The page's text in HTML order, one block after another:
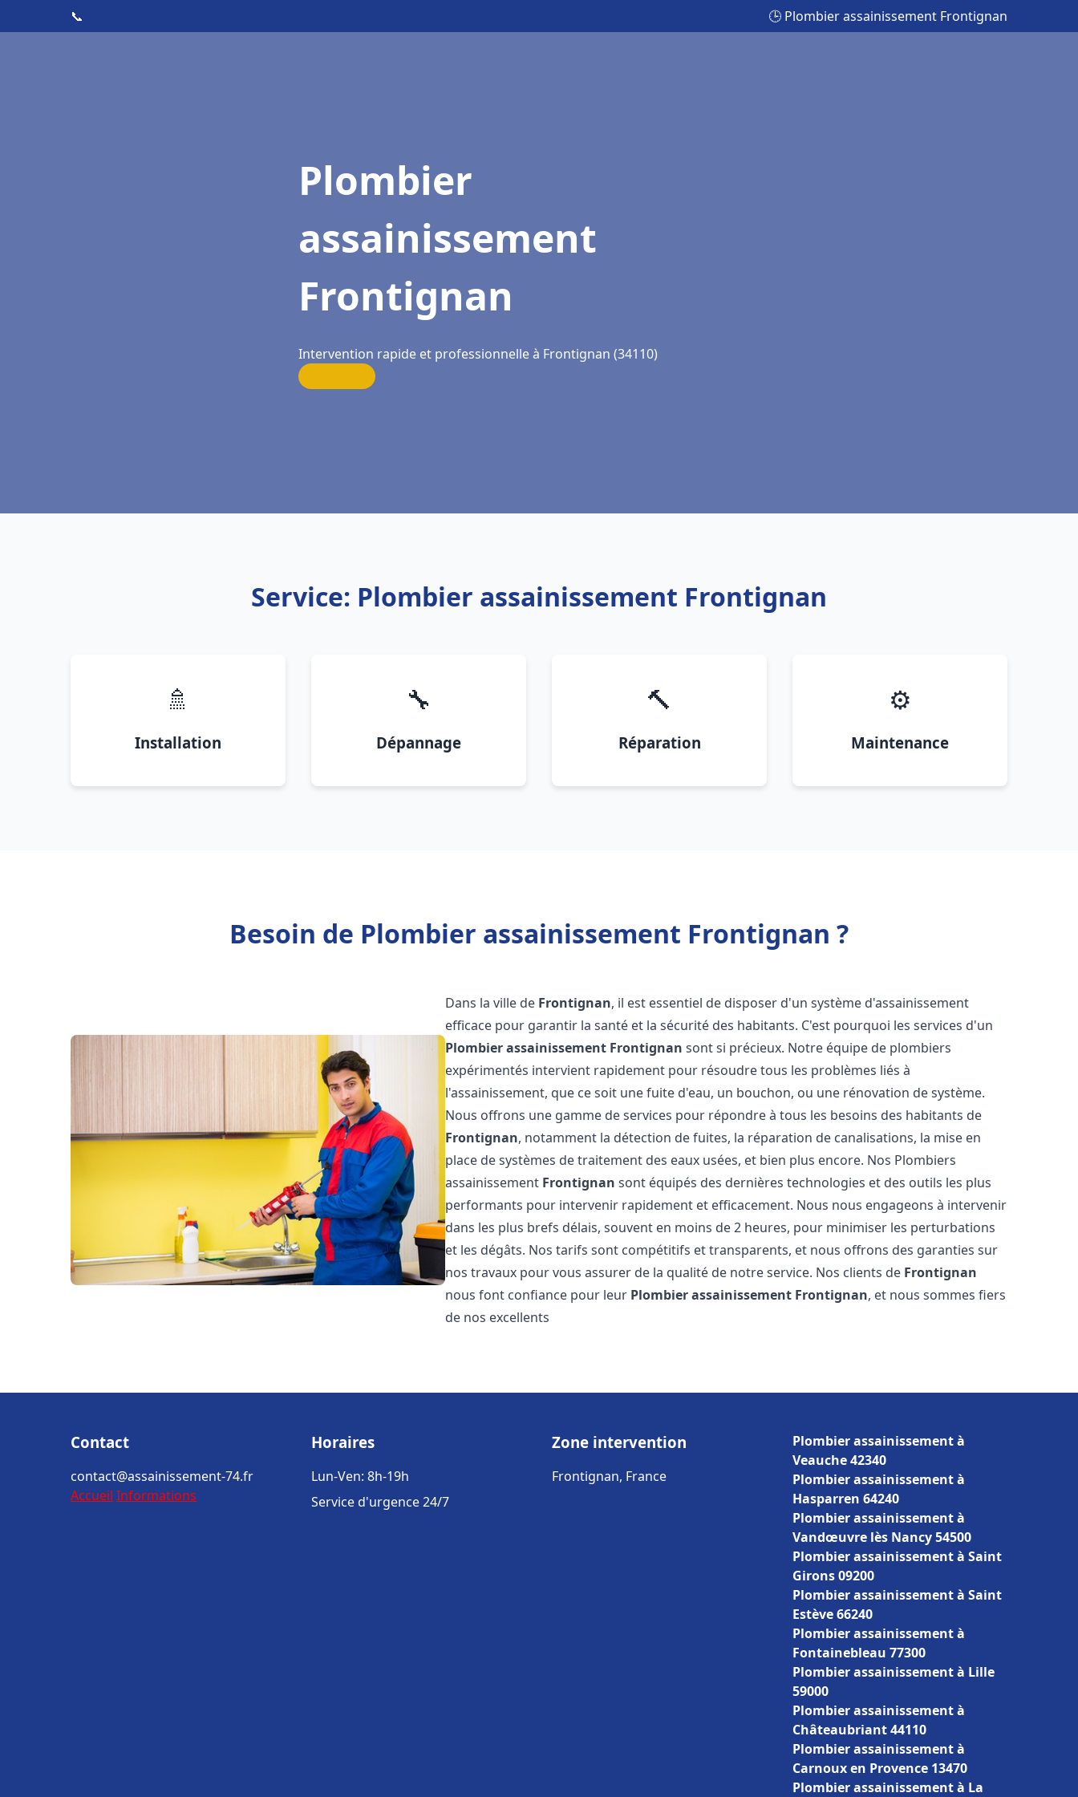
📞 🕒 Plombier assainissement Frontignan
Plombier
assainissement
Frontignan
Intervention rapide et professionnelle à Frontignan (34110)
Service: Plombier assainissement Frontignan
🚿
Installation
🔧
Dépannage
🔨
Réparation
⚙️
Maintenance
Besoin de Plombier assainissement Frontignan ?
Dans la ville de Frontignan, il est essentiel de disposer d'un système d'assainissement
efficace pour garantir la santé et la sécurité des habitants. C'est pourquoi les services d'un
Plombier assainissement Frontignan sont si précieux. Notre équipe de plombiers
expérimentés intervient rapidement pour résoudre tous les problèmes liés à
l'assainissement, que ce soit une fuite d'eau, un bouchon, ou une rénovation de système.
Nous offrons une gamme de services pour répondre à tous les besoins des habitants de
Frontignan, notamment la détection de fuites, la réparation de canalisations, la mise en
place de systèmes de traitement des eaux usées, et bien plus encore. Nos Plombiers
assainissement Frontignan sont équipés des dernières technologies et des outils les plus
performants pour intervenir rapidement et efficacement. Nous nous engageons à intervenir
dans les plus brefs délais, souvent en moins de 2 heures, pour minimiser les perturbations
et les dégâts. Nos tarifs sont compétitifs et transparents, et nous offrons des garanties sur
nos travaux pour vous assurer de la qualité de notre service. Nos clients de Frontignan
nous font confiance pour leur Plombier assainissement Frontignan, et nous sommes fiers
de nos excellents
Contact
contact@assainissement-74.fr
Accueil Informations
Horaires
Lun-Ven: 8h-19h
Service d'urgence 24/7
Zone intervention
Frontignan, France
Plombier assainissement à
Veauche 42340
Plombier assainissement à
Hasparren 64240
Plombier assainissement à
Vandœuvre lès Nancy 54500
Plombier assainissement à Saint
Girons 09200
Plombier assainissement à Saint
Estève 66240
Plombier assainissement à
Fontainebleau 77300
Plombier assainissement à Lille
59000
Plombier assainissement à
Châteaubriant 44110
Plombier assainissement à
Carnoux en Provence 13470
Plombier assainissement à La